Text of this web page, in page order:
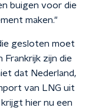
buigen voor die
maken."
gesloten moet
Frankrijk zijn die
dat Nederland,
van LNG uit
hier nu een